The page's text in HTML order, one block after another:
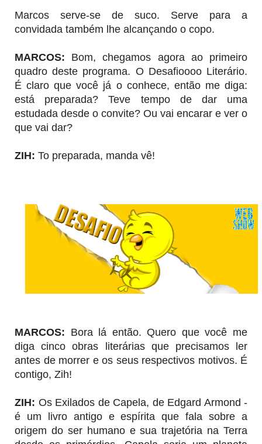
Marcos serve-se de suco. Serve para a
convidada também lhe alcançando o copo.
MARCOS: Bom, chegamos agora ao primeiro
quadro deste programa. O Desafioooo Literário.
É claro que você já o conhece, então me diga:
está preparada? Teve tempo de dar uma
estudada desde o convite? Ou vai encarar e ver o
que vai dar?
ZIH: To preparada, manda vê!
MARCOS: Bora lá então. Quero que você me
diga cinco obras literárias que precisamos ler
antes de morrer e os seus respectivos motivos. É
contigo, Zih!
ZIH: Os Exilados de Capela, de Edgard Armond -
é um livro antigo e espírita que fala sobre a
origem do ser humano e sua trajetória na Terra